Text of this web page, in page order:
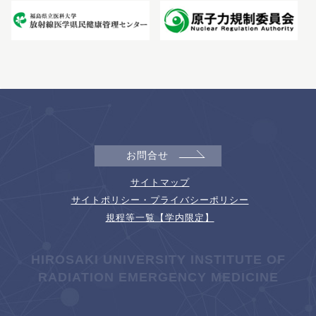
お問合せ
サイトマップ
サイトポリシー・プライバシーポリシー
規程等一覧【学内限定】
HIROSAKI UNIVERSITY INSTITUTE OF
RADIATION EMERGENCY MEDICINE